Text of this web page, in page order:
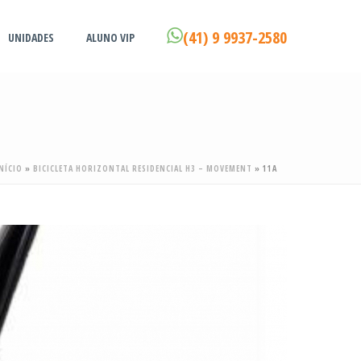
UNIDADES ALUNO VIP (41) 9 9937-2580
» BICICLETA HORIZONTAL RESIDENCIAL H3 – MOVEMENT » 11A